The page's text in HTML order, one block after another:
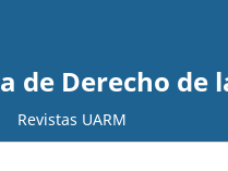
de Derecho de
Revistas UARM